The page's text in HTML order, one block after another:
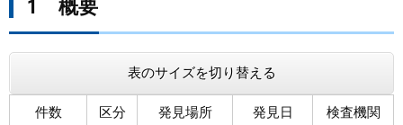
1 概要
表のサイズを切り替える
件数 区分 発見場所 発見日 検査機関